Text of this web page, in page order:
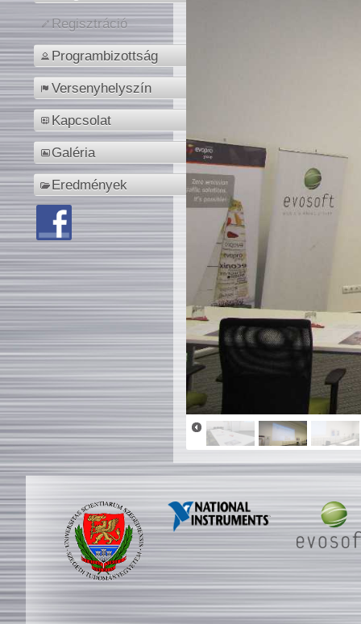
Regisztráció
Programbizottság
Versenyhelyszín
Kapcsolat
Galéria
Eredmények